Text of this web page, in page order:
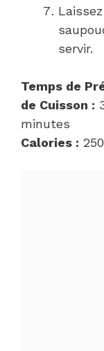
servir.
Temps de
de Cuisson :
minutes
Calories :